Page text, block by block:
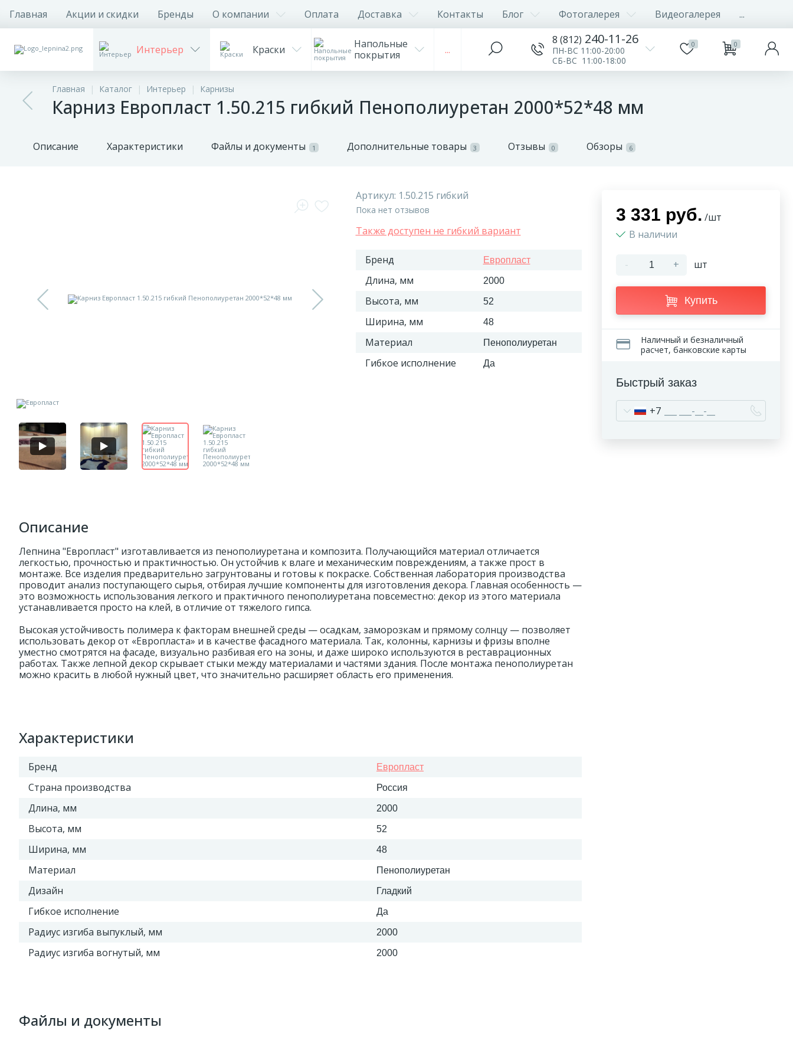
Главная Акции и скидки Бренды О компании Оплата Доставка Контакты Блог Фотогалерея Видеогалерея ...
Интерьер Краски
Напольные
покрытия
...
8 (812) 240-11-26
ПН-ВС 11:00-20:00
СБ-ВС 11:00-18:00
0 0
Главная Каталог Интерьер Карнизы
Карниз Европласт 1.50.215 гибкий Пенополиуретан 2000*52*48 мм
Описание Характеристики Файлы и документы 1 Дополнительные товары 3 Отзывы 0 Обзоры 6
Артикул: 1.50.215 гибкий
Пока нет отзывов
Также доступен не гибкий вариант
Бренд Европласт
Длина, мм 2000
Высота, мм 52
Ширина, мм 48
Материал Пенополиуретан
Гибкое исполнение Да
Описание
Лепнина "Европласт" изготавливается из пенополиуретана и композита. Получающийся материал отличается
легкостью, прочностью и практичностью. Он устойчив к влаге и механическим повреждениям, а также прост в
монтаже. Все изделия предварительно загрунтованы и готовы к покраске. Собственная лаборатория производства
проводит анализ поступающего сырья, отбирая лучшие компоненты для изготовления декора. Главная особенность —
это возможность использования легкого и практичного пенополиуретана повсеместно: декор из этого материала
устанавливается просто на клей, в отличие от тяжелого гипса.
Высокая устойчивость полимера к факторам внешней среды — осадкам, заморозкам и прямому солнцу — позволяет
использовать декор от «Европласта» и в качестве фасадного материала. Так, колонны, карнизы и фризы вполне
уместно смотрятся на фасаде, визуально разбивая его на зоны, и даже широко используются в реставрационных
работах. Также лепной декор скрывает стыки между материалами и частями здания. После монтажа пенополиуретан
можно красить в любой нужный цвет, что значительно расширяет область его применения.
Характеристики
Бренд Европласт
Страна производства Россия
Длина, мм 2000
Высота, мм 52
Ширина, мм 48
Материал Пенополиуретан
Дизайн Гладкий
Гибкое исполнение Да
Радиус изгиба выпуклый, мм 2000
Радиус изгиба вогнутый, мм 2000
Файлы и документы
3 331 руб. /шт
В наличии
- + шт
Купить
Наличный и безналичный
расчет, банковские карты
Быстрый заказ
+7